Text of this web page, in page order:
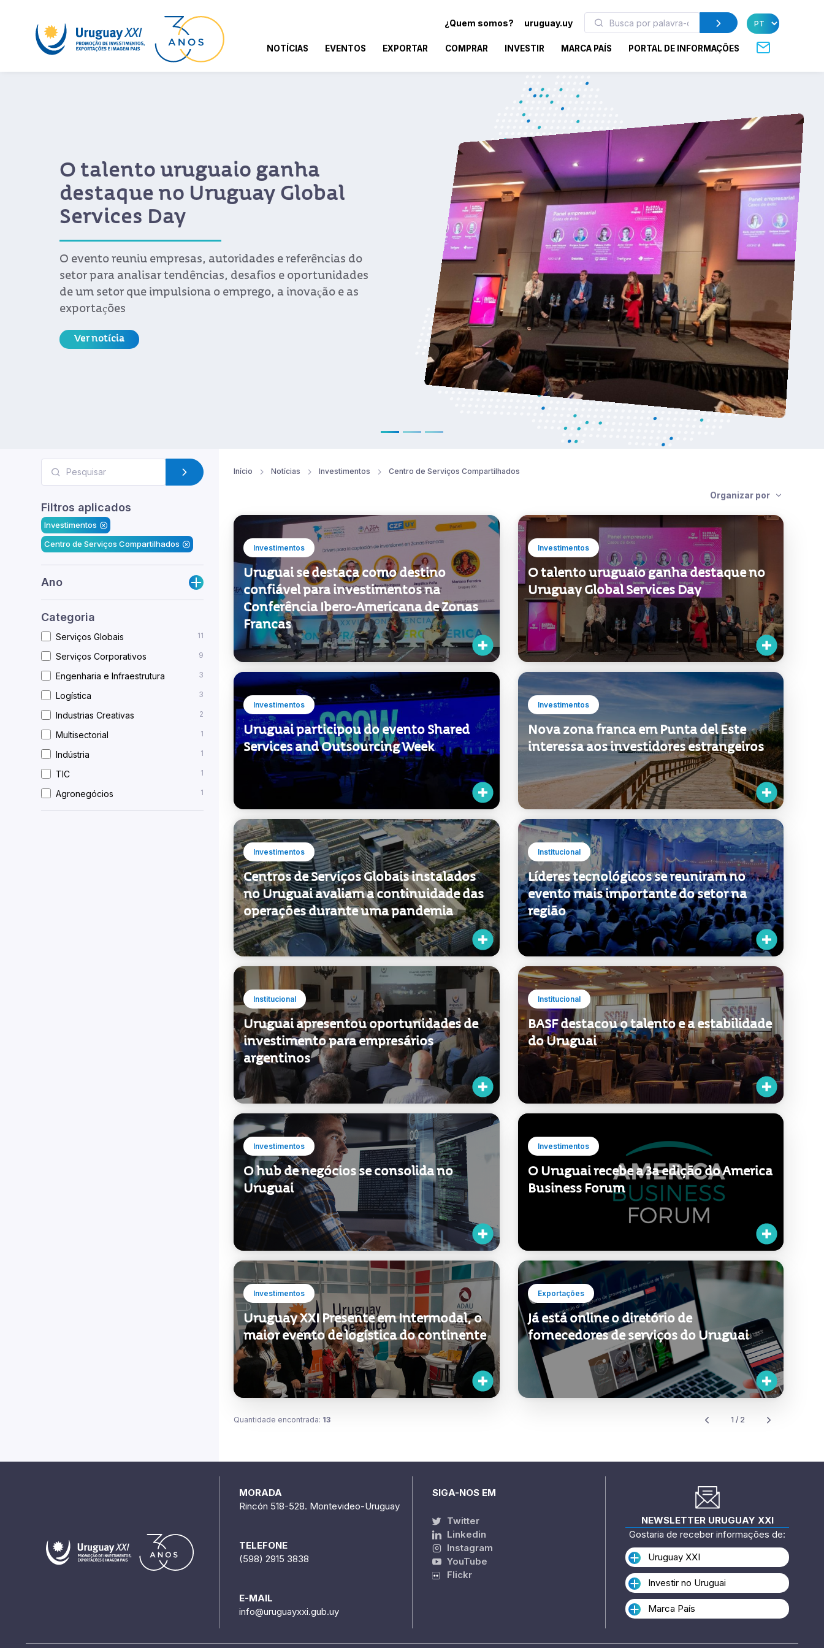
¿Quem somos? uruguay.uy
NOTÍCIAS EVENTOS EXPORTAR COMPRAR INVESTIR MARCA PAÍS PORTAL DE INFORMAÇÕES
O hub de negócios se consolida
no Uruguai
favorável, o país se tornou um destino destacado para os
investimentos em serviços globais.
Filtros aplicados
Investimentos
Ano
Categoria
Serviços Globais 11
9
Engenharia e Infraestrutura
Logística
Industrias Creativas
Multisectorial
Indústria
Uruguai se destaca como destino
confiável para investimentos na
Conferência Ibero-Americana de Zonas
Francas
O talento uruguaio ganha destaque no
Uruguay Global Services Day
Investimentos
Uruguai participou do evento Shared
Services and Outsourcing Week
Investimentos
Nova zona franca em Punta del Este
interessa aos investidores estrangeiros
Centros de Serviços Globais instalados
no Uruguai avaliam a continuidade das
operações durante uma pandemia
Líderes tecnológicos se reuniram no
evento mais importante do setor na
região
Institucional
Uruguai apresentou oportunidades de
investimento para empresários
argentinos
Institucional
BASF destacou o talento e a estabilidade
do Uruguai
Investimentos
O hub de negócios se consolida no
Uruguai
Investimentos
Business Forum
Investimentos
Uruguay XXI Presente em Intermodal, o
maior evento de logística do continente
Já está online o diretório de
fornecedores de serviços do Uruguai
Quantidade encontrada: 13 1 / 2
MORADA
Rincón 518-528. Montevideo-Uruguay
TELEFONE
(598) 2915 3838
E-MAIL
info@uruguayxxi.gub.uy
SIGA-NOS EM
Twitter
Linkedin
Instagram
YouTube
Flickr
NEWSLETTER URUGUAY XXI
Gostaria de receber informações de:
Uruguay XXI
Investir no Uruguai
Marca País